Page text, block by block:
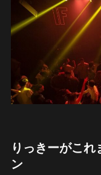
りっきーがこれ
ン